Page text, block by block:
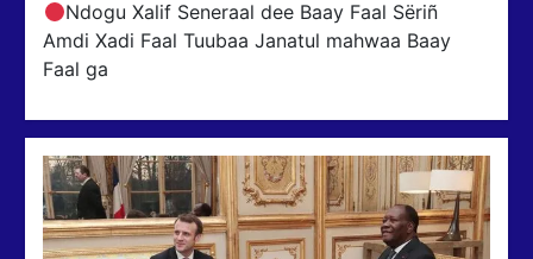
Ndogu Xalif Seneraal dee Baay Faal Sëriñ
Amdi Xadi Faal Tuubaa Janatul mahwaa Baay
Faal ga